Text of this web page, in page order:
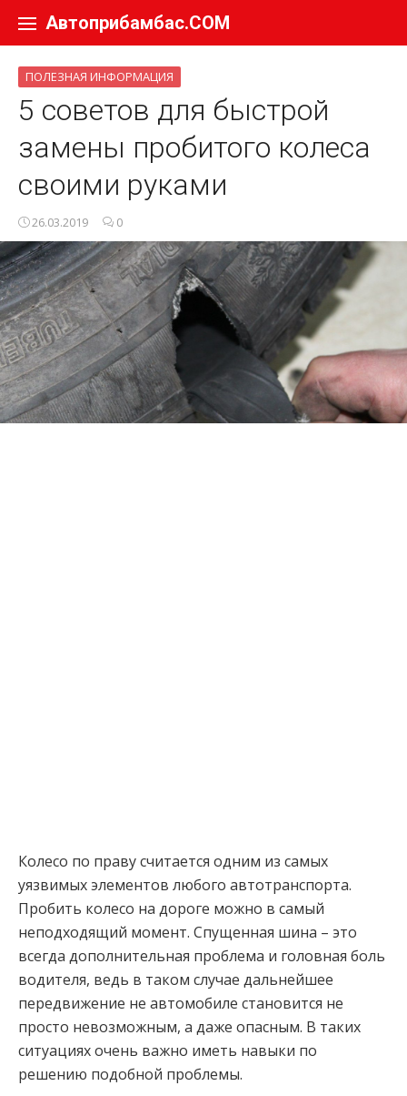
Автоприбамбас.COM
ПОЛЕЗНАЯ ИНФОРМАЦИЯ
5 советов для быстрой
замены пробитого колеса
своими руками
26.03.2019 0
Колесо по праву считается одним из самых
уязвимых элементов любого автотранспорта.
Пробить колесо на дороге можно в самый
неподходящий момент. Спущенная шина – это
всегда дополнительная проблема и головная боль
водителя, ведь в таком случае дальнейшее
передвижение не автомобиле становится не
просто невозможным, а даже опасным. В таких
ситуациях очень важно иметь навыки по
решению подобной проблемы.